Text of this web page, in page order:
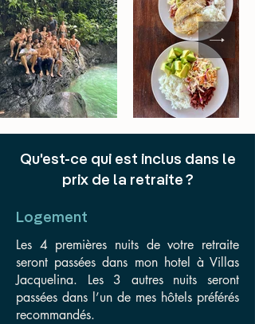
Qu'est-ce qui est inclus dans le
prix de la retraite ?
Logement
Les 4 premières nuits de votre retraite
seront passées dans mon hotel à Villas
Jacquelina. Les 3 autres nuits seront
passées dans l’un de mes hôtels préférés
recommandés.